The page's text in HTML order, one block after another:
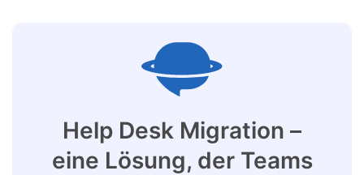
Help Desk Migration –
eine Lösung, der Teams